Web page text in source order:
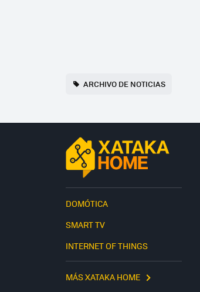
ARCHIVO DE NOTICIAS
DOMÓTICA
SMART TV
INTERNET OF THINGS
MÁS XATAKA HOME